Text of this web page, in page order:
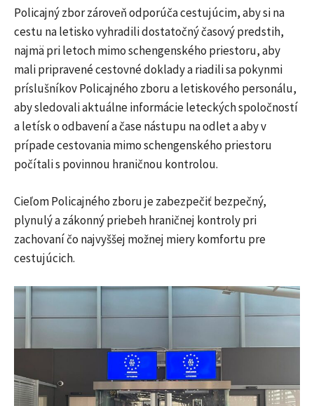
Policajný zbor zároveň odporúča cestujúcim, aby si na
cestu na letisko vyhradili dostatočný časový predstih,
najmä pri letoch mimo schengenského priestoru, aby
mali pripravené cestovné doklady a riadili sa pokynmi
príslušníkov Policajného zboru a letiskového personálu,
aby sledovali aktuálne informácie leteckých spoločností
a letísk o odbavení a čase nástupu na odlet a aby v
prípade cestovania mimo schengenského priestoru
počítali s povinnou hraničnou kontrolou.
Cieľom Policajného zboru je zabezpečiť bezpečný,
plynulý a zákonný priebeh hraničnej kontroly pri
zachovaní čo najvyššej možnej miery komfortu pre
cestujúcich.